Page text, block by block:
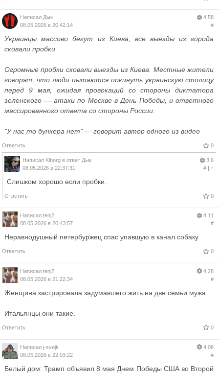
Написал Дык
08.05.2026 в 20:42:14
4.58
#
Украинцы массово бегут из Киева, все выезды из города
сковали пробки
Огромные пробки сковали выезды из Киева. Местные жители
говорят, что люди пытаются покинуть украинскую столицу
перед 9 мая, ожидая провокаций со стороны диктатора
зеленского — атаки по Москве в День Победы, и ответного
массированного ответа со стороны России.
"У нас то бункера нет" — говорит автор одного из видео
Ответить 0
Написал Kiborg в ответ Дык
08.05.2026 в 22:37:31
3.6
#| ↑
Слишком хорошо если пробки.
Ответить 0
Написал tenj2
08.05.2026 в 20:43:57
4.11
#
Неравнодушный петербуржец спас упавшую в канал собаку
Ответить 0
Написал tenj2
08.05.2026 в 21:22:34
4.28
#
Женщина кастрировала задумавшего жить на две семьи мужа.
Итальянцы они такие.
Ответить 0
Написал j-svejk
08.05.2026 в 22:03:22
4.08
#
Белый дом: Трамп объявил 8 мая Днем Победы США во Второй